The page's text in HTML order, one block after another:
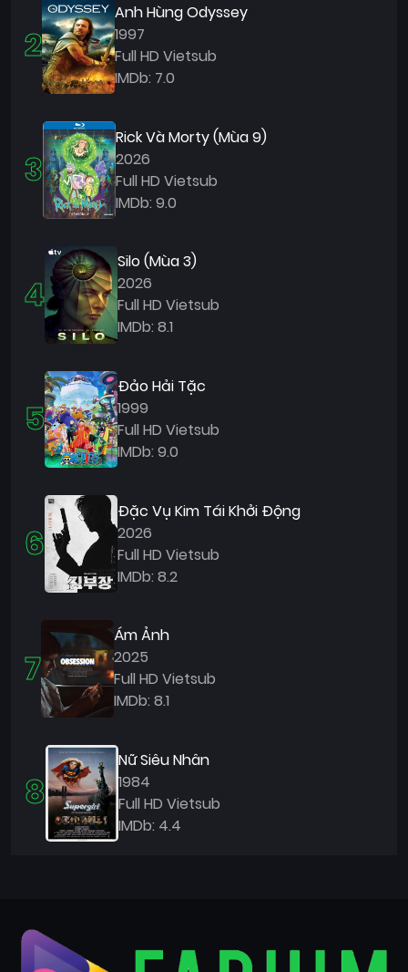
2
Anh Hùng Odyssey
1997
Full HD Vietsub
IMDb: 7.0
3
Rick Và Morty (Mùa 9)
2026
Full HD Vietsub
IMDb: 9.0
4
Silo (Mùa 3)
2026
Full HD Vietsub
IMDb: 8.1
5
Đảo Hải Tặc
1999
Full HD Vietsub
IMDb: 9.0
6
Đặc Vụ Kim Tái Khởi Động
2026
Full HD Vietsub
IMDb: 8.2
7
Ám Ảnh
2025
Full HD Vietsub
IMDb: 8.1
8
Nữ Siêu Nhân
1984
Full HD Vietsub
IMDb: 4.4